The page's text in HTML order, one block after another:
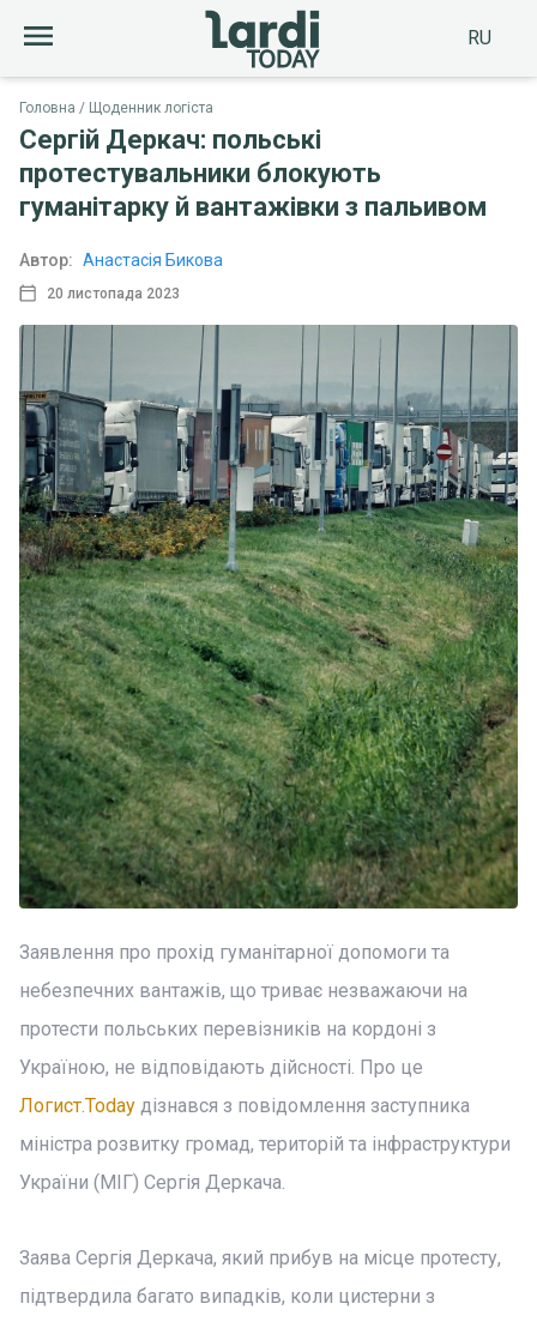
RU
Головна Щоденник логіста
Сергій Деркач: польські
протестувальники блокують
гуманітарку й вантажівки з пальивом
20 листопада 2023
Автор: Анастасія Бикова
Заявлення про прохід гуманітарної допомоги та
небезпечних вантажів, що триває незважаючи на
протести польських перевізників на кордоні з
Україною, не відповідають дійсності. Про це
Логист.Today дізнався з повідомлення заступника
міністра розвитку громад, територій та інфраструктури
України (МІГ) Сергія Деркача.
Заява Сергія Деркача, який прибув на місце протесту,
підтвердила багато випадків, коли цистерни з